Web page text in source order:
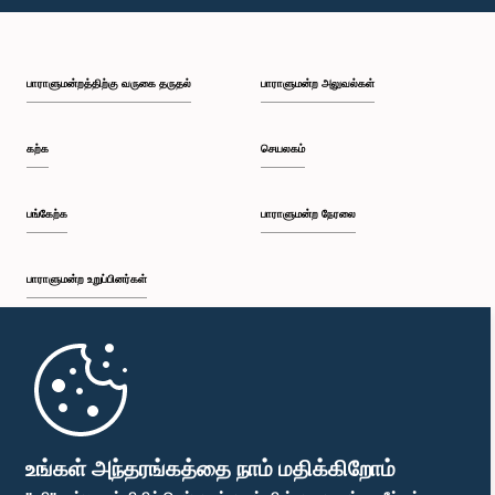
உங்கள் அந்தரங்கத்தை நாம் மதிக்கிறோம்
பி.ப. 2:15 - பி.ப. 2:25
பி.ப. 2:30 - பி.ப. 2:39
பி.ப. 2:48 - பி.ப. 2:57
பாராளுமன்றத்திற்கு வருகை தருதல்
கற்க
பங்கேற்க
பாராளுமன்ற உறுப்பினர்கள்
முதற்பக்கம்
பாராளுமன்ற அலுவல்கள்
செயலகம்
பாராளுமன்ற நேரலை
பாராளுமன்ற கையடக்க செயலி